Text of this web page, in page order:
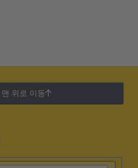
맨 위로 이동